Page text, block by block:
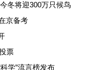
冬将迎300万只候鸟
京备考
票
学”流言榜发布